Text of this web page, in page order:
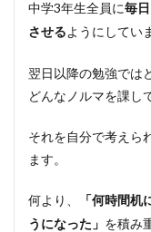
中学3年生全員に毎
させる ようにしてい
翌日以降の勉強では
どんなノルマを課し
それを自分で考えら
ます。
何より、 「何時間机
うになった」 を積み